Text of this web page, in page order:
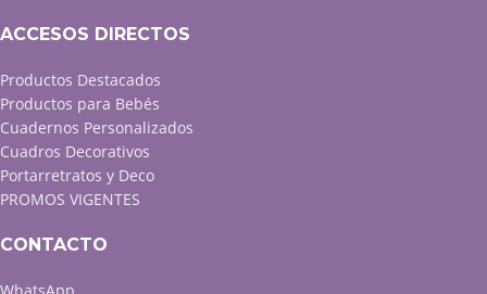
ACCESOS DIRECTOS
Productos Destacados
Productos para Bebés
Cuadernos Personalizados
Cuadros Decorativos
Portarretratos y Deco
PROMOS VIGENTES
CONTACTO
WhatsApp